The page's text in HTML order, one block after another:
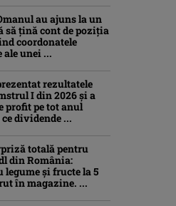
au ajuns la un
să țină cont de poziția
coordonatele
ale unei ...
rezultatele
I din 2026 și a
profit pe tot anul
dividende ...
totală pentru
din România:
legume și fructe la 5
în magazine. ...